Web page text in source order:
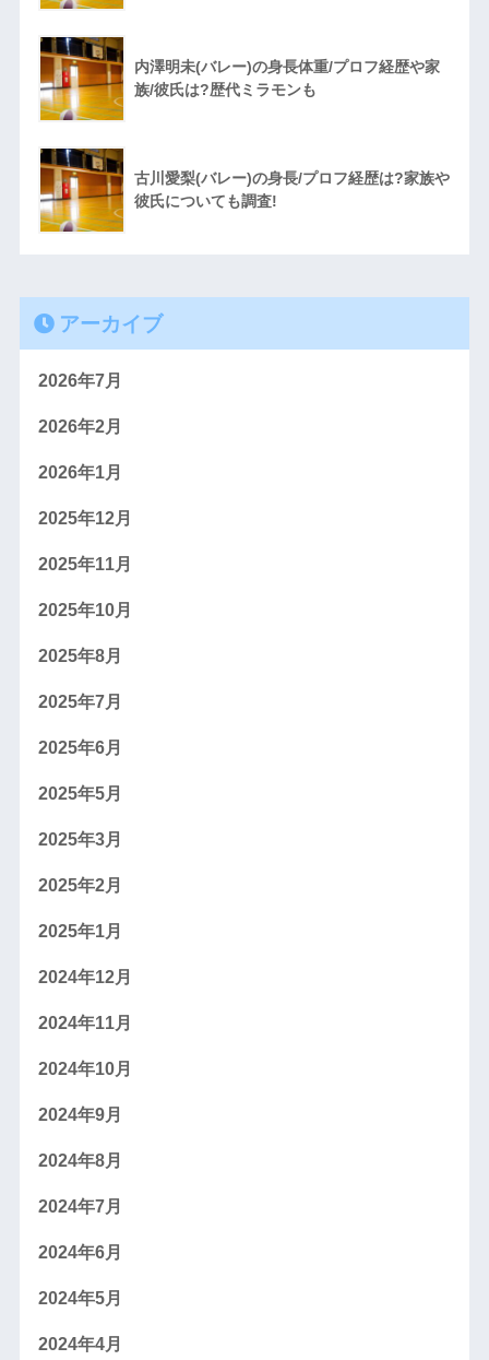
内澤明未(バレー)の身長体重/プロフ経歴や家
族/彼氏は?歴代ミラモンも
古川愛梨(バレー)の身長/プロフ経歴は?家族や
彼氏についても調査!
アーカイブ
2026年7月
2026年2月
2026年1月
2025年12月
2025年11月
2025年10月
2025年8月
2025年7月
2025年6月
2025年5月
2025年3月
2025年2月
2025年1月
2024年12月
2024年11月
2024年10月
2024年9月
2024年8月
2024年7月
2024年6月
2024年5月
2024年4月